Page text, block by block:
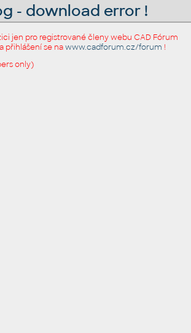
- download error !
jen pro registrované členy webu CAD Fórum
přihlášení se nawww.cadforum.cz/forum !
only)